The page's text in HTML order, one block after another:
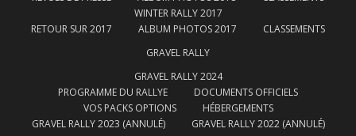
WINTER RALLY 2017
RETOUR SUR 2017
ALBUM PHOTOS 2017
CLASSEMENTS
GRAVEL RALLY
GRAVEL RALLY 2024
PROGRAMME DU RALLYE
DOCUMENTS OFFICIELS
VOS PACKS OPTIONS
HÉBERGEMENTS
GRAVEL RALLY 2023 (ANNULÉ)
GRAVEL RALLY 2022 (ANNULÉ)